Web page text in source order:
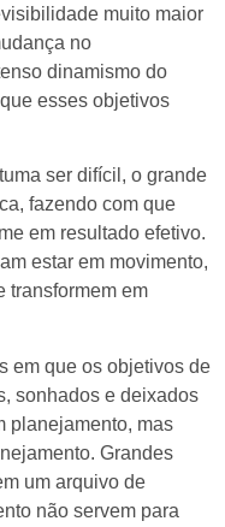
muito maior
no
dinamismo do
esses objetivos
ser difícil, o grande
fazendo com que
em resultado efetivo.
estar em movimento,
transformem em
em que os objetivos de
sonhados e deixados
planejamento, mas
Grandes
um arquivo de
não servem para